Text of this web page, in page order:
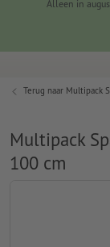
Alleen in
Terug naar Multipack
Multipack
100 cm